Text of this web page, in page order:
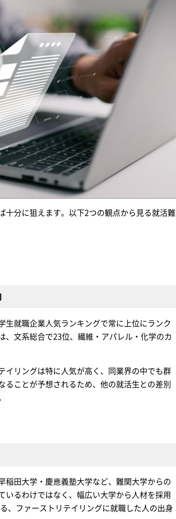
十分に狙えます。以下2つの観点から見る就活難
生就職企業人気ランキングで常に上位にランク
、文系総合で23位、繊維・アパレル・化学のカ
イリングは特に人気が高く、同業界の中でも群
ことが予想されるため、他の就活生との差別
稲田大学・慶應義塾大学など、難関大学からの
るわけではなく、幅広い大学から人材を採用
、ファーストリテイリングに就職した人の出身